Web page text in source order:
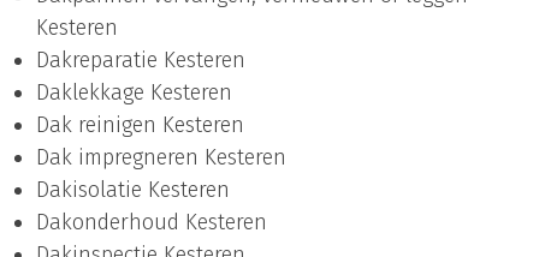
Kesteren
Dakreparatie Kesteren
Daklekkage Kesteren
Dak reinigen Kesteren
Dak impregneren Kesteren
Dakisolatie Kesteren
Dakonderhoud Kesteren